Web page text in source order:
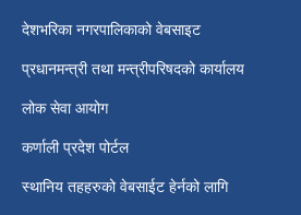
देशभरिका नगरपालिकाको वेबसाइट
प्रधानमन्त्री तथा मन्त्रीपरिषदको कार्यालय
लोक सेवा आयोग
कर्णाली प्रदेश पोर्टल
स्थानिय तहहरुको वेबसाईट हेर्नको लागि